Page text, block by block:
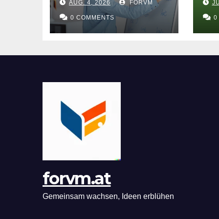
für flexible
Lernerfolge
AUG. 4, 2026 FORVM
0 COMMENTS 0
forvm.at
Gemeinsam wachsen, Ideen erblühen